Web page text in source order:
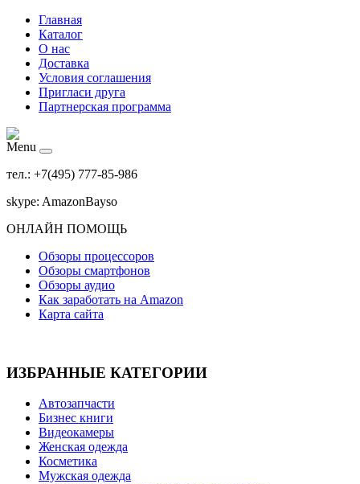
Главная
Каталог
О нас
Доставка
Условия соглашения
Пригласи друга
Партнерская программа
Menu
тел.: +7(495) 777-85-986
skype: AmazonBayso
ОНЛАЙН ПОМОЩЬ
Обзоры процессоров
Обзоры смартфонов
Обзоры аудио
Как заработать на Amazon
Карта сайта
ИЗБРАННЫЕ КАТЕГОРИИ
Автозапчасти
Бизнес книги
Видеокамеры
Женская одежда
Косметика
Мужская одежда